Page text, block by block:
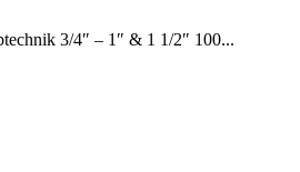
3/4″ – 1″ & 1 1/2″ 100...